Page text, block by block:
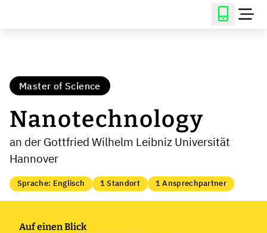
Master of Science
Nanotechnology
an der Gottfried Wilhelm Leibniz Universität
Hannover
Sprache: Englisch 1 Standort 1 Ansprechpartner
Auf einen Blick